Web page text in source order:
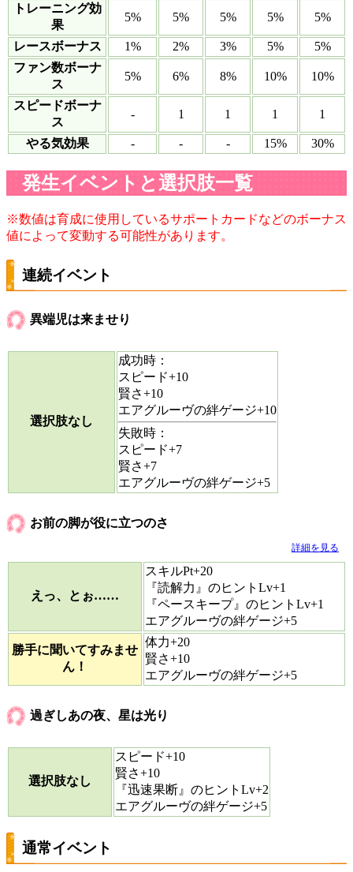
トレーニング効
果
5% 5% 5% 5% 5%
レースボーナス 1% 2% 3% 5%
5%
ファン数ボーナ
ス
5% 6% 8% 10% 10%
スピードボーナ
ス
- 1 1 1 1
やる気効果 - - - 15% 30%
発生イベントと選択肢一覧
※数値は育成に使用しているサポートカードなどのボーナス
値によって変動する可能性があります。
連続イベント
異端児は来ませり
選択肢なし
成功時：
スピード+10
賢さ+10
エアグルーヴの絆ゲージ+10
失敗時：
スピード+7
賢さ+7
エアグルーヴの絆ゲージ+5
お前の脚が役に立つのさ
詳細を見る
えっ、とぉ……
スキルPt+20
『読解力』のヒントLv+1
『ペースキープ』のヒントLv+1
エアグルーヴの絆ゲージ+5
勝手に聞いてすみませ
ん！
体力+20
賢さ+10
エアグルーヴの絆ゲージ+5
過ぎしあの夜、星は光り
選択肢なし
スピード+10
賢さ+10
『迅速果断』のヒントLv+2
エアグルーヴの絆ゲージ+5
通常イベント